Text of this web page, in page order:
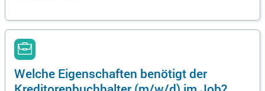
Welche Eigenschaften benötigt der